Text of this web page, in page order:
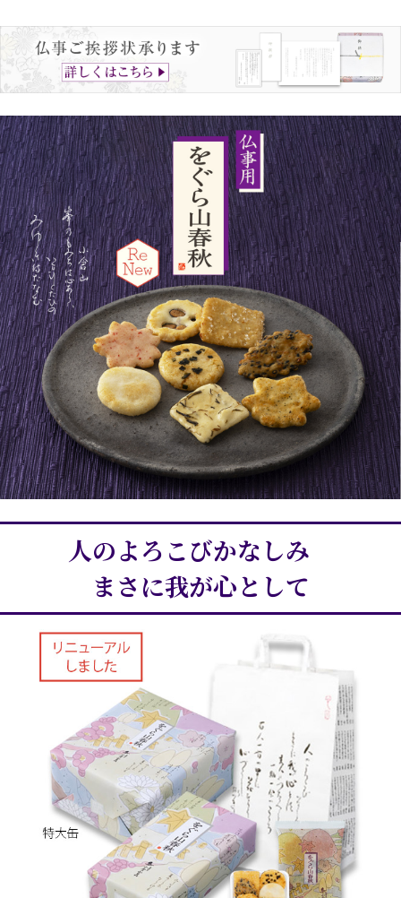
人のよろこびかなしみ
まさに我が心として